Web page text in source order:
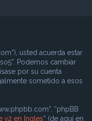
usted acuerda estar
Podemos cambiar
por su cuenta
sometido a esos
“phpBB
v2 en Ingles” (de aquí en